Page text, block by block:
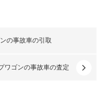
の事故車の引取
ワゴンの事故車の査定